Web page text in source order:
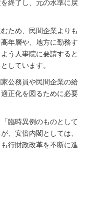
終了し、元の水準に戻
ため、民間企業よりも
年層や、地方に勤務す
う人事院に要請すると
しています。
公務員や民間企業の給
正化を図るために必要
臨時異例のものとして
、安倍内閣としては、
行財政改革を不断に進